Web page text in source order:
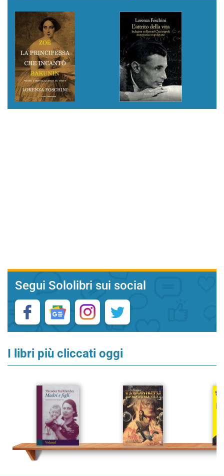
Segui Sololibri sui social
I libri più cliccati oggi